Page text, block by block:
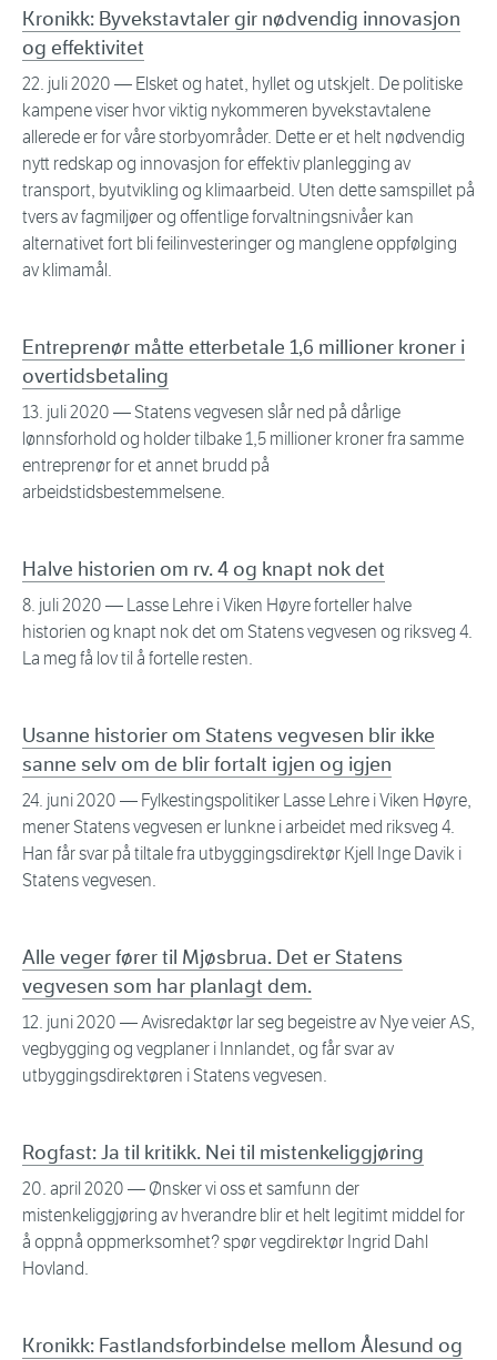
Kronikk: Byvekstavtaler gir nødvendig innovasjon
og effektivitet
22. juli 2020 — Elsket og hatet, hyllet og utskjelt. De politiske
kampene viser hvor viktig nykommeren byvekstavtalene
allerede er for våre storbyområder. Dette er et helt nødvendig
nytt redskap og innovasjon for effektiv planlegging av
transport, byutvikling og klimaarbeid. Uten dette samspillet på
tvers av fagmiljøer og offentlige forvaltningsnivåer kan
alternativet fort bli feilinvesteringer og manglene oppfølging
av klimamål.
Entreprenør måtte etterbetale 1,6 millioner kroner i
overtidsbetaling
13. juli 2020 — Statens vegvesen slår ned på dårlige
lønnsforhold og holder tilbake 1,5 millioner kroner fra samme
entreprenør for et annet brudd på
arbeidstidsbestemmelsene.
Halve historien om rv. 4 og knapt nok det
8. juli 2020 — Lasse Lehre i Viken Høyre forteller halve
historien og knapt nok det om Statens vegvesen og riksveg 4.
La meg få lov til å fortelle resten.
Usanne historier om Statens vegvesen blir ikke
sanne selv om de blir fortalt igjen og igjen
24. juni 2020 — Fylkestingspolitiker Lasse Lehre i Viken Høyre,
mener Statens vegvesen er lunkne i arbeidet med riksveg 4.
Han får svar på tiltale fra utbyggingsdirektør Kjell Inge Davik i
Statens vegvesen.
Alle veger fører til Mjøsbrua. Det er Statens
vegvesen som har planlagt dem.
12. juni 2020 — Avisredaktør lar seg begeistre av Nye veier AS,
vegbygging og vegplaner i Innlandet, og får svar av
utbyggingsdirektøren i Statens vegvesen.
Rogfast: Ja til kritikk. Nei til mistenkeliggjøring
20. april 2020 — Ønsker vi oss et samfunn der
mistenkeliggjøring av hverandre blir et helt legitimt middel for
å oppnå oppmerksomhet? spør vegdirektør Ingrid Dahl
Hovland.
Kronikk: Fastlandsforbindelse mellom Ålesund og